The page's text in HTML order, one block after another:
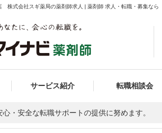
株式会社スギ薬局の薬剤師求人 | 薬剤師 求人・転職・募集なら
サービス紹介 転職相談会
心・安全な転職サポートの提供に努めます。